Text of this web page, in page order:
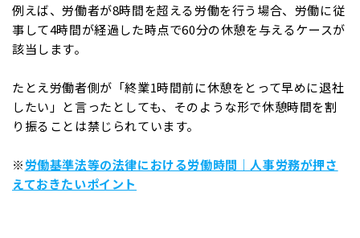
例えば、労働者が8時間を超える労働を行う場合、労働に従
事して4時間が経過した時点で60分の休憩を与えるケースが
該当します。
たとえ労働者側が「終業1時間前に休憩をとって早めに退社
したい」と言ったとしても、そのような形で休憩時間を割
り振ることは禁じられています。
※労働基準法等の法律における労働時間｜人事労務が押さ
えておきたいポイント